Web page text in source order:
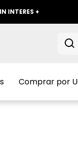
+ +
Comprar por